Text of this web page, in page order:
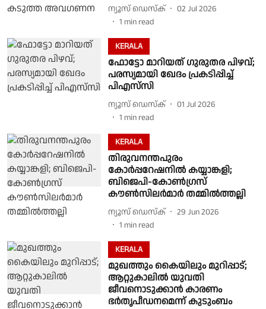
ന്യൂസ് ഡെസ്ക്
02 Jul 2026
1 min read
KERALA
ഫോട്ടോ മാറിയത് ഗുരുതര പിഴവ്;
പരസ്യമായി ഖേദം പ്രകടിപ്പിച്ച്
പിഎസ്‌സി
ന്യൂസ് ഡെസ്ക്
01 Jul 2026
1 min read
KERALA
തിരുവനന്തപുരം
കോർപ്പറേഷനിൽ കയ്യാങ്കളി;
ബിജെപി-കോൺഗ്രസ്
കൗൺസിലർമാർ തമ്മിൽത്തല്ലി
ന്യൂസ് ഡെസ്ക്
29 Jun 2026
1 min read
KERALA
മുഖത്തും കൈയിലും മുറിപ്പാട്;
ആറ്റുകാലിൽ യുവതി
ജീവനൊടുക്കാൻ കാരണം
ഭർതൃപീഡനമെന്ന് കുടുംബം